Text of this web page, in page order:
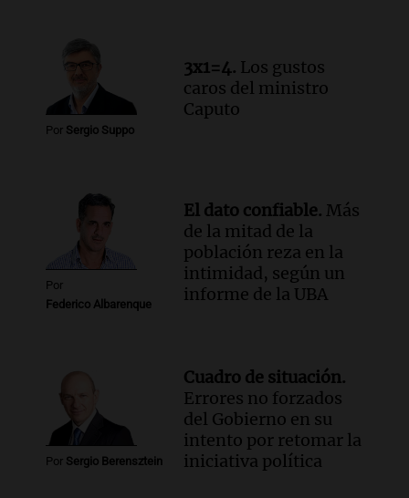
qué crece el consumo de alimentos con
proteínas
Una mañana para todos
Episodios
Audio.Investigan un asalto millonario a
Panorama Federal
Episodios
Por Sergio Suppo
3x1=4. Los gustos
caros del ministro
Caputo
Por
Federico Albarenque
El dato confiable. Más
de la mitad de la
población reza en la
intimidad, según un
informe de la UBA
Por Sergio Berensztein
Cuadro de situación.
Errores no forzados
del Gobierno en su
intento por retomar la
iniciativa política